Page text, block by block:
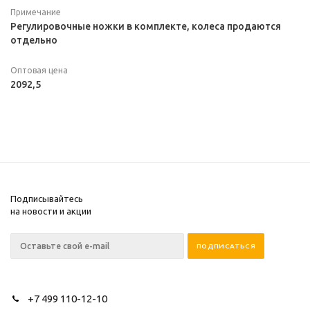
Примечание
Регулировочные ножки в комплекте, колеса продаются
отдельно
Оптовая цена
2092,5
Подписывайтесь
на новости и акции
+7 499 110-12-10